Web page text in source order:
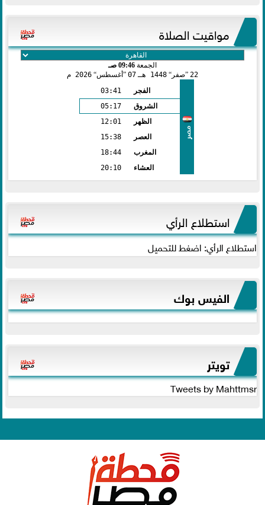
مواقيت الصلاة
الجمعة 09:46 صـ
22 صفر 1448 هـ 07 أغسطس 2026 م
مصر
الفجر
03:41
الشروق
05:17
الظهر
12:01
العصر
15:38
المغرب
18:44
العشاء
20:10
استطلاع الرأي
استطلاع الرأي: اضغط للتحميل
الفيس بوك
تويتر
Tweets by Mahttmsr